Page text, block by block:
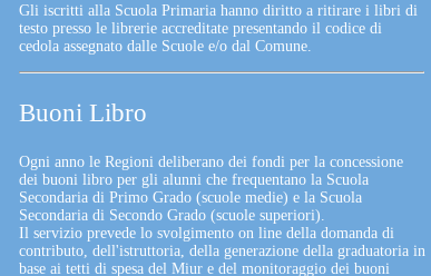
Gli iscritti alla Scuola Primaria hanno diritto a ritirare i libri di
testo presso le librerie accreditate presentando il codice di
cedola assegnato dalle Scuole e/o dal Comune.
Buoni Libro
Ogni anno le Regioni deliberano dei fondi per la concessione
dei buoni libro per gli alunni che frequentano la Scuola
Secondaria di Primo Grado (scuole medie) e la Scuola
Secondaria di Secondo Grado (scuole superiori).
Il servizio prevede lo svolgimento on line della domanda di
contributo, dell'istruttoria, della generazione della graduatoria in
base ai tetti di spesa del Miur e del monitoraggio dei buoni